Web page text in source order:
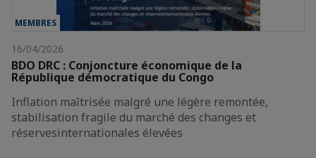
MEMBRES
16/04/2026
BDO DRC : Conjoncture économique de la
République démocratique du Congo
Inflation maîtrisée malgré une légère remontée,
stabilisation fragile du marché des changes et
réservesinternationales élevées